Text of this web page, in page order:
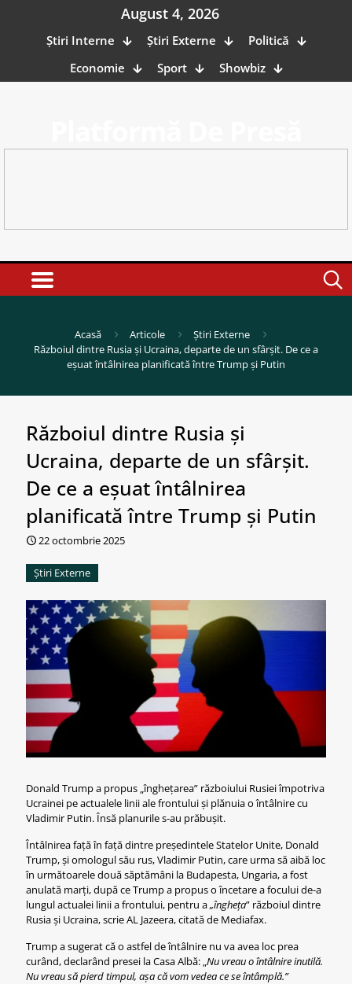
August 4, 2026
Știri Interne Știri Externe
Politică
Economie
Sport Showbiz
Acasă Articole
Știri Externe
Războiul dintre Rusia și Ucraina, departe de un sfârșit. De ce a
eșuat întâlnirea planificată între Trump și Putin
Războiul dintre Rusia și
Ucraina, departe de un sfârșit.
De ce a eșuat întâlnirea
planificată între Trump și Putin
22 octombrie 2025
Știri Externe
Donald Trump a propus „înghețarea” războiului Rusiei împotriva
Ucrainei pe actualele linii ale frontului și plănuia o întâlnire cu
Vladimir Putin. Însă planurile s-au prăbușit.
Întâlnirea față în față dintre președintele Statelor Unite, Donald
Trump, și omologul său rus, Vladimir Putin, care urma să aibă loc
în următoarele două săptămâni la Budapesta, Ungaria, a fost
anulată marți, după ce Trump a propus o încetare a focului de-a
lungul actualei linii a frontului, pentru a„îngheța” războiul dintre
Rusia și Ucraina, scrie AL Jazeera, citată de Mediafax.
Trump a sugerat că o astfel de întâlnire nu va avea loc prea
curând, declarând presei la Casa Albă: „Nu vreau o întâlnire inutilă.
Nu vreau să pierd timpul, așa că vom vedea ce se întâmplă.”